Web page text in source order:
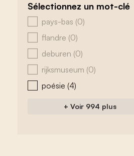
Sélectionnez un mot-clé
zoeken - tags
pays-bas (0)
flandre (0)
deburen (0)
rijksmuseum (0)
poésie (4)
+ Voir 994 plus